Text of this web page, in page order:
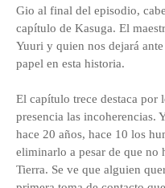
Gio al final del episodio,
capítulo de Kasuga. El
Yuuri y quien nos dejará
papel en esta historia.
El capítulo trece destaca por
presencia las incoherencias.
hace 20 años, hace 10 los
eliminarlo a pesar de que no
Tierra. Se ve que alguien